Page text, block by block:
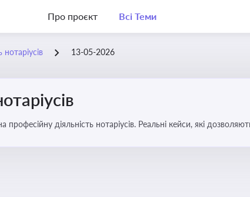
Про проєкт Всі Теми
нотаріусів 13-05-2026
професійну діяльність нотаріусів. Реальні кейси, які